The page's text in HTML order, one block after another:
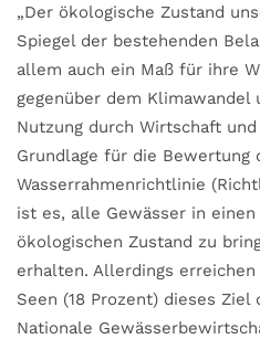
„Der ökologische Zustand
Spiegel der bestehenden
allem auch ein Maß für ihre
gegenüber dem Klimawandel
Nutzung durch Wirtschaft
Grundlage für die Bewertung
Wasserrahmenrichtlinie
ist es, alle Gewässer in
ökologischen Zustand zu
erhalten. Allerdings
Seen (18 Prozent) dieses
Nationale